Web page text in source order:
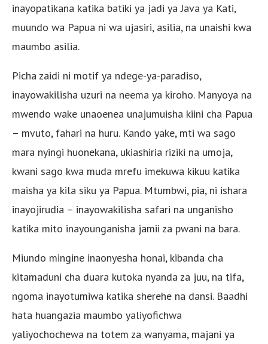
inayopatikana katika batiki ya jadi ya Java ya Kati,
muundo wa Papua ni wa ujasiri, asilia, na unaishi kwa
maumbo asilia.
Picha zaidi ni motif ya ndege-ya-paradiso,
inayowakilisha uzuri na neema ya kiroho. Manyoya na
mwendo wake unaoenea unajumuisha kiini cha Papua
– mvuto, fahari na huru. Kando yake, mti wa sago
mara nyingi huonekana, ukiashiria riziki na umoja,
kwani sago kwa muda mrefu imekuwa kikuu katika
maisha ya kila siku ya Papua. Mtumbwi, pia, ni ishara
inayojirudia – inayowakilisha safari na unganisho
katika mito inayounganisha jamii za pwani na bara.
Miundo mingine inaonyesha honai, kibanda cha
kitamaduni cha duara kutoka nyanda za juu, na tifa,
ngoma inayotumiwa katika sherehe na dansi. Baadhi
hata huangazia maumbo yaliyofichwa
yaliyochochewa na totem za wanyama, majani ya